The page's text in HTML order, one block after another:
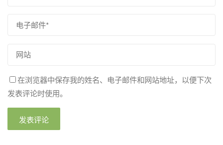
在浏览器中保存我的姓名、电子邮件和网站地址，以便下次
发表评论时使用。